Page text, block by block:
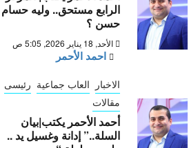
الرابع مستحق.. وليه حسام
حسن ؟
الأحد, 18 يناير 2026, 5:05 ص
احمد الأحمر
الاخبار العاب جماعية رئيسى
مقالات
أحمد الأحمر يكتب|بيان
السلة..” إدانة وغسيل يد ..